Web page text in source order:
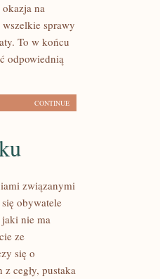
na
wszelkie sprawy
To w końcu
odpowiednią
CONTINUE
związanymi
obywatele
jaki nie ma
ze
się o
cegły, pustaka